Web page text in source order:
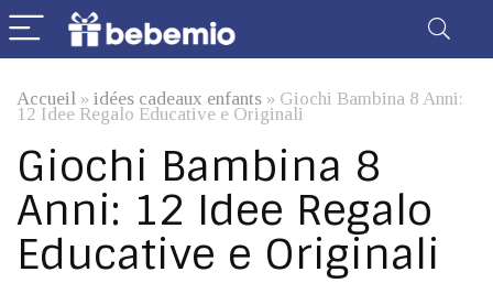
Accueil » idées cadeaux enfants » Giochi Bambina 8 Anni:
12 Idee Regalo Educative e Originali
Giochi Bambina 8
Anni: 12 Idee Regalo
Educative e Originali